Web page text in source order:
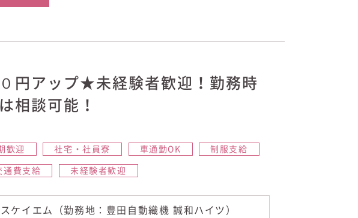
円アップ★未経験者歓迎！勤務時
相談可能！
歓迎 社宅・社員寮 車通勤OK 制服支給
通費支給 未経験者歓迎
スケイエム（勤務地：豊田自動織機 誠和ハイツ）